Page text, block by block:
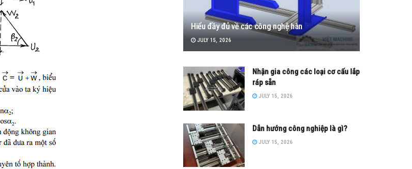
Hiểu đầy đủ về các công nghệ hàn
JULY 15, 2026
Nhận gia công các loại cơ cấu lắp
ráp sẵn
JULY 15, 2026
Dẫn hướng công nghiệp là gì?
JULY 15, 2026